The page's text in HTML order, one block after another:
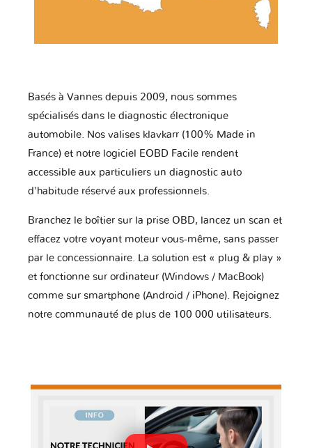
Basés à Vannes depuis 2009, nous sommes
spécialisés dans le diagnostic électronique
automobile. Nos valises klavkarr (100% Made in
France) et notre logiciel EOBD Facile rendent
accessible aux particuliers un diagnostic auto
d'habitude réservé aux professionnels.
Branchez le boîtier sur la prise OBD, lancez un scan et
effacez votre voyant moteur vous-même, sans passer
par le concessionnaire. La solution est « plug & play »
et fonctionne sur ordinateur (Windows / MacBook)
comme sur smartphone (Android / iPhone). Rejoignez
notre communauté de plus de 100 000 utilisateurs.